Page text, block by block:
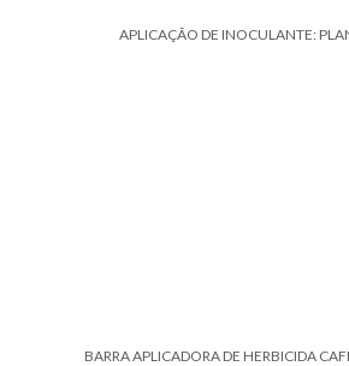
APLICAÇÃO DE INOCULANTE:
BARRA APLICADORA DE HERBICIDA